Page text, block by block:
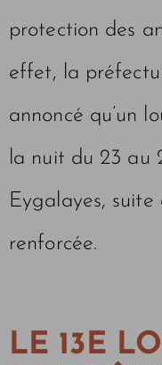
protection des
effet, la
annoncé qu’un
la nuit du 23 au
Eygalayes,
renforcée.
LE 13E